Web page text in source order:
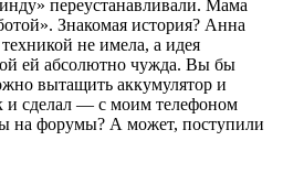
переустанавливали. Мама
Знакомая история? Анна
не имела, а идея
ей абсолютно чужда. Вы бы
вытащить аккумулятор и
и сделал — с моим телефоном
на форумы? А может, поступили